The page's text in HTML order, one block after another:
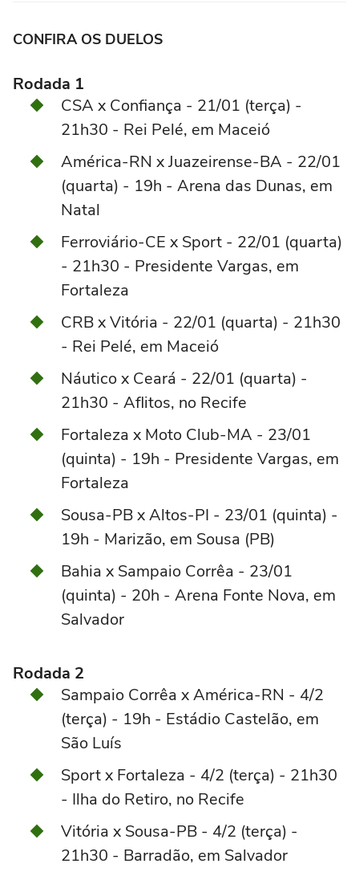
CONFIRA OS DUELOS
Rodada 1
CSA x Confiança - 21/01 (terça) -
21h30 - Rei Pelé, em Maceió
América-RN x Juazeirense-BA - 22/01
(quarta) - 19h - Arena das Dunas, em
Natal
Ferroviário-CE x Sport - 22/01 (quarta)
- 21h30 - Presidente Vargas, em
Fortaleza
CRB x Vitória - 22/01 (quarta) - 21h30
- Rei Pelé, em Maceió
Náutico x Ceará - 22/01 (quarta) -
21h30 - Aflitos, no Recife
Fortaleza x Moto Club-MA - 23/01
(quinta) - 19h - Presidente Vargas, em
Fortaleza
Sousa-PB x Altos-PI - 23/01 (quinta) -
19h - Marizão, em Sousa (PB)
Bahia x Sampaio Corrêa - 23/01
(quinta) - 20h - Arena Fonte Nova, em
Salvador
Rodada 2
Sampaio Corrêa x América-RN - 4/2
(terça) - 19h - Estádio Castelão, em
São Luís
Sport x Fortaleza - 4/2 (terça) - 21h30
- Ilha do Retiro, no Recife
Vitória x Sousa-PB - 4/2 (terça) -
21h30 - Barradão, em Salvador